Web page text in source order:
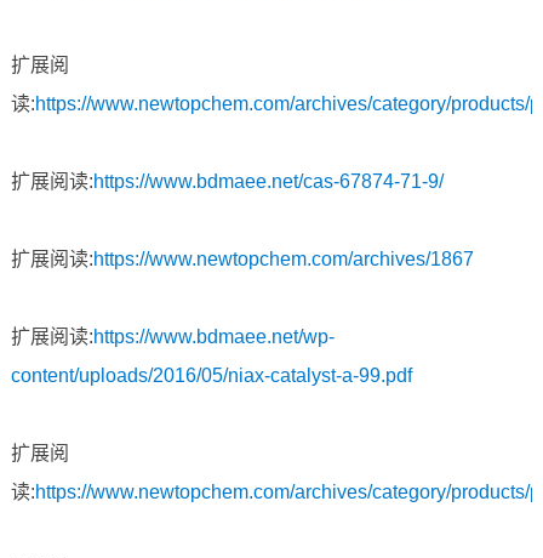
扩展阅
读:https://www.newtopchem.com/archives/category/products/
扩展阅读:https://www.bdmaee.net/cas-67874-71-9/
扩展阅读:https://www.newtopchem.com/archives/1867
扩展阅读:https://www.bdmaee.net/wp-
content/uploads/2016/05/niax-catalyst-a-99.pdf
扩展阅
读:https://www.newtopchem.com/archives/category/products/